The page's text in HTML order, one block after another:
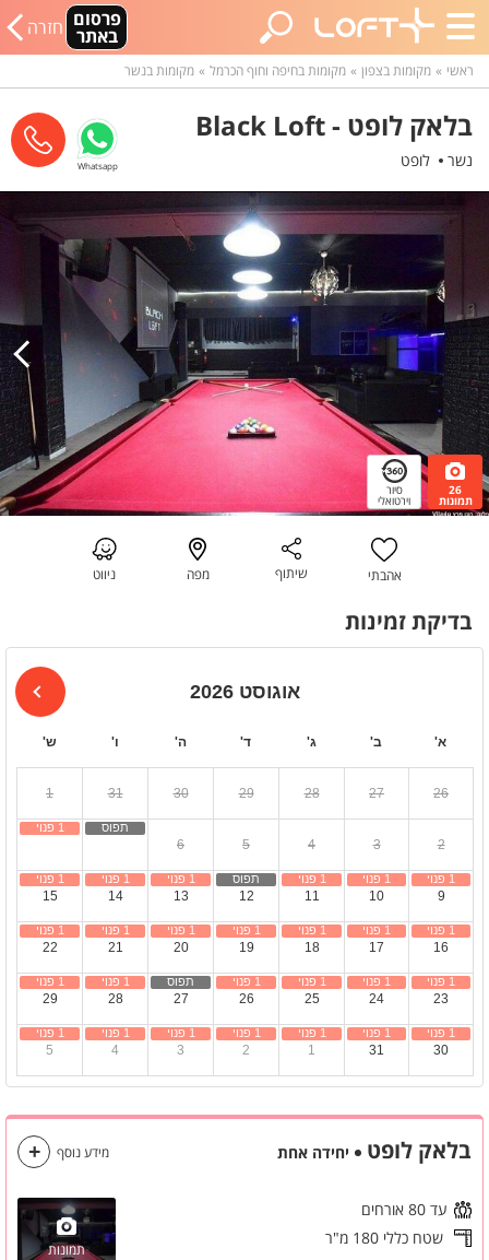
פרסום
באתר חזרה
ראשי מקומות בצפון מקומות בחיפה וחוף הכרמל מקומות בנשר
בלאק לופט - Black Loft
נשר לופט Whatsapp
26
תמונות
סיור
וירטואלי
אהבתי שיתוף מפה ניווט
בדיקת זמינות
אוגוסט 2026
א' ב' ג' ד' ה' ו' ש'
26
27
28
29
30
31
1
2
3
4
5
6
9
10
11
12
13
14
15
16
17
18
19
20
21
22
23
24
25
26
27
28
29
30
31
1
2
3
4
5
בלאק לופט יחידה אחת
תמונות
עד 80 אורחים
שטח כללי 180 מ"ר
מידע נוסף